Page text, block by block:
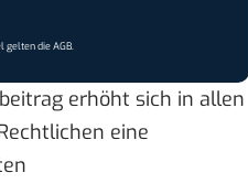
gelten dieAGB.
erhöht sich in allen
eine